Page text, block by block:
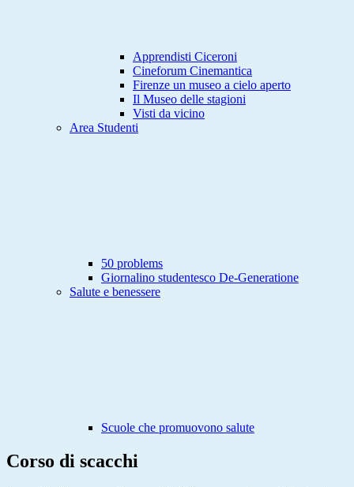
Apprendisti Ciceroni
Cineforum Cinemantica
Firenze un museo a cielo aperto
Il Museo delle stagioni
Visti da vicino
Area Studenti
50 problems
Giornalino studentesco De-Generatione
Salute e benessere
Scuole che promuovono salute
Corso di scacchi